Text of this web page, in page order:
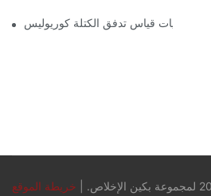
ديناميكيات قياس تدفق الكتلة كوريوليس
خريطة الموقع